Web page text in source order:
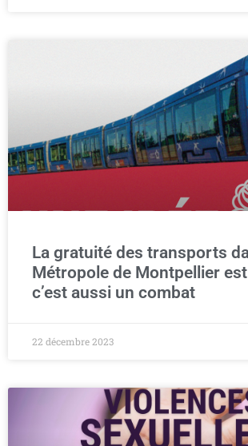
La gratuité des transports
Métropole de Montpellier
c’est aussi un combat
22 décembre 2023